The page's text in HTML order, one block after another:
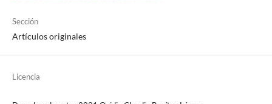
Sección
Artículos originales
Licencia